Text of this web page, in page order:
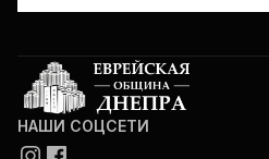
НАШИ СОЦСЕТИ